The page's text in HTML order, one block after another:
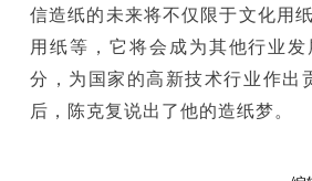
信造纸的未来将不仅限于文化用
用纸等，它将会成为其他行业
分，为国家的高新技术行业作出
后，陈克复说出了他的造纸梦。